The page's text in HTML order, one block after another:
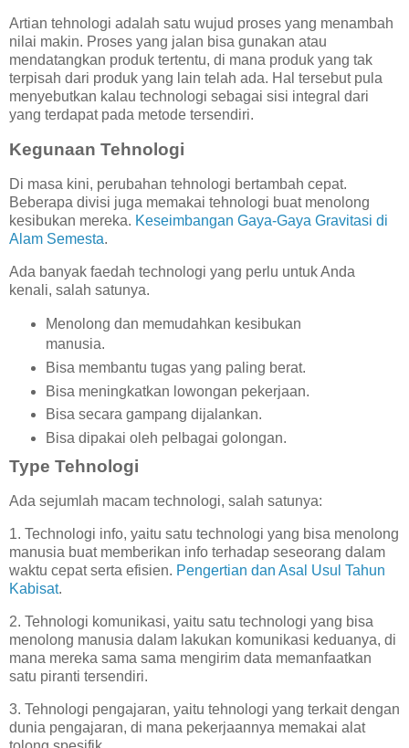
Artian tehnologi adalah satu wujud proses yang menambah
nilai makin. Proses yang jalan bisa gunakan atau
mendatangkan produk tertentu, di mana produk yang tak
terpisah dari produk yang lain telah ada. Hal tersebut pula
menyebutkan kalau technologi sebagai sisi integral dari
yang terdapat pada metode tersendiri.
Kegunaan Tehnologi
Di masa kini, perubahan tehnologi bertambah cepat.
Beberapa divisi juga memakai tehnologi buat menolong
kesibukan mereka. Keseimbangan Gaya-Gaya Gravitasi di
Alam Semesta.
Ada banyak faedah technologi yang perlu untuk Anda
kenali, salah satunya.
Menolong dan memudahkan kesibukan
manusia.
Bisa membantu tugas yang paling berat.
Bisa meningkatkan lowongan pekerjaan.
Bisa secara gampang dijalankan.
Bisa dipakai oleh pelbagai golongan.
Type Tehnologi
Ada sejumlah macam technologi, salah satunya:
1. Technologi info, yaitu satu technologi yang bisa menolong
manusia buat memberikan info terhadap seseorang dalam
waktu cepat serta efisien. Pengertian dan Asal Usul Tahun
Kabisat.
2. Tehnologi komunikasi, yaitu satu technologi yang bisa
menolong manusia dalam lakukan komunikasi keduanya, di
mana mereka sama sama mengirim data memanfaatkan
satu piranti tersendiri.
3. Tehnologi pengajaran, yaitu tehnologi yang terkait dengan
dunia pengajaran, di mana pekerjaannya memakai alat